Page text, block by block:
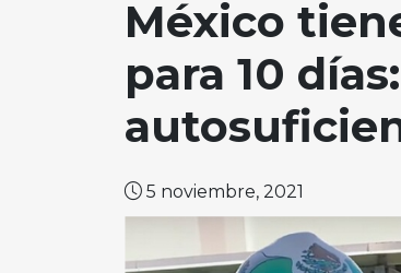
México
para 10
5 noviembre, 2021